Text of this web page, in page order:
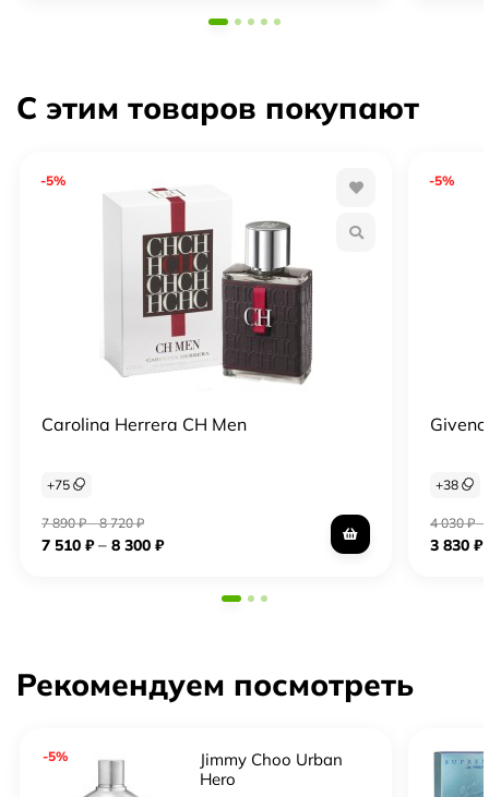
С этим товаров покупают
-5%
Carolina Herrera CH Men
+75
7 890₽–8 720₽
7 510 ₽– 8 300 ₽
-5%
+38
4 030₽–
3 830₽
Рекомендуем посмотреть
-5%
Jimmy Choo Urban
Hero